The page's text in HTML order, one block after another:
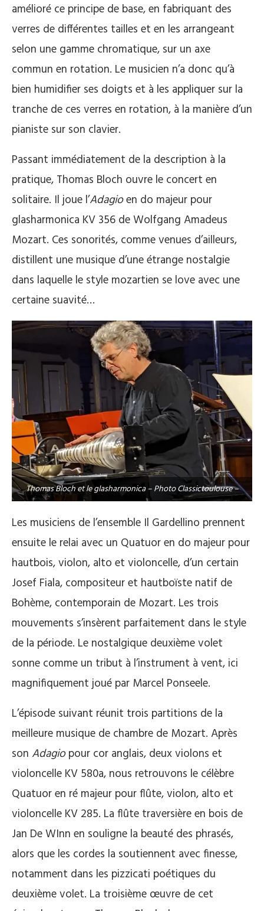
amélioré ce principe de base, en fabriquant des
verres de différentes tailles et en les arrangeant
selon une gamme chromatique, sur un axe
commun en rotation. Le musicien n’a donc qu’à
bien humidifier ses doigts et à les appliquer sur la
tranche de ces verres en rotation, à la manière d’un
pianiste sur son clavier.
Passant immédiatement de la description à la
pratique, Thomas Bloch ouvre le concert en
solitaire. Il joue l’Adagioen do majeur pour
glasharmonica KV 356 de Wolfgang Amadeus
Mozart. Ces sonorités, comme venues d’ailleurs,
distillent une musique d’une étrange nostalgie
dans laquelle le style mozartien se love avec une
certaine suavité…
Thomas Bloch et le glasharmonica – Photo Classictoulouse –
Les musiciens de l’ensemble Il Gardellino prennent
ensuite le relai avec un Quatuor en do majeur pour
hautbois, violon, alto et violoncelle, d’un certain
Josef Fiala, compositeur et hautboïste natif de
Bohème, contemporain de Mozart. Les trois
mouvements s’insèrent parfaitement dans le style
de la période. Le nostalgique deuxième volet
sonne comme un tribut à l’instrument à vent, ici
magnifiquement joué par Marcel Ponseele.
L’épisode suivant réunit trois partitions de la
meilleure musique de chambre de Mozart. Après
son Adagiopour cor anglais, deux violons et
violoncelle KV 580a, nous retrouvons le célèbre
Quatuor en ré majeur pour flûte, violon, alto et
violoncelle KV 285. La flûte traversière en bois de
Jan De WInn en souligne la beauté des phrasés,
alors que les cordes la soutiennent avec finesse,
notamment dans les pizzicati poétiques du
deuxième volet. La troisième œuvre de cet